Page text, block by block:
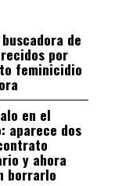
de
por
feminicidio
en el
aparece dos
y ahora
borrarlo